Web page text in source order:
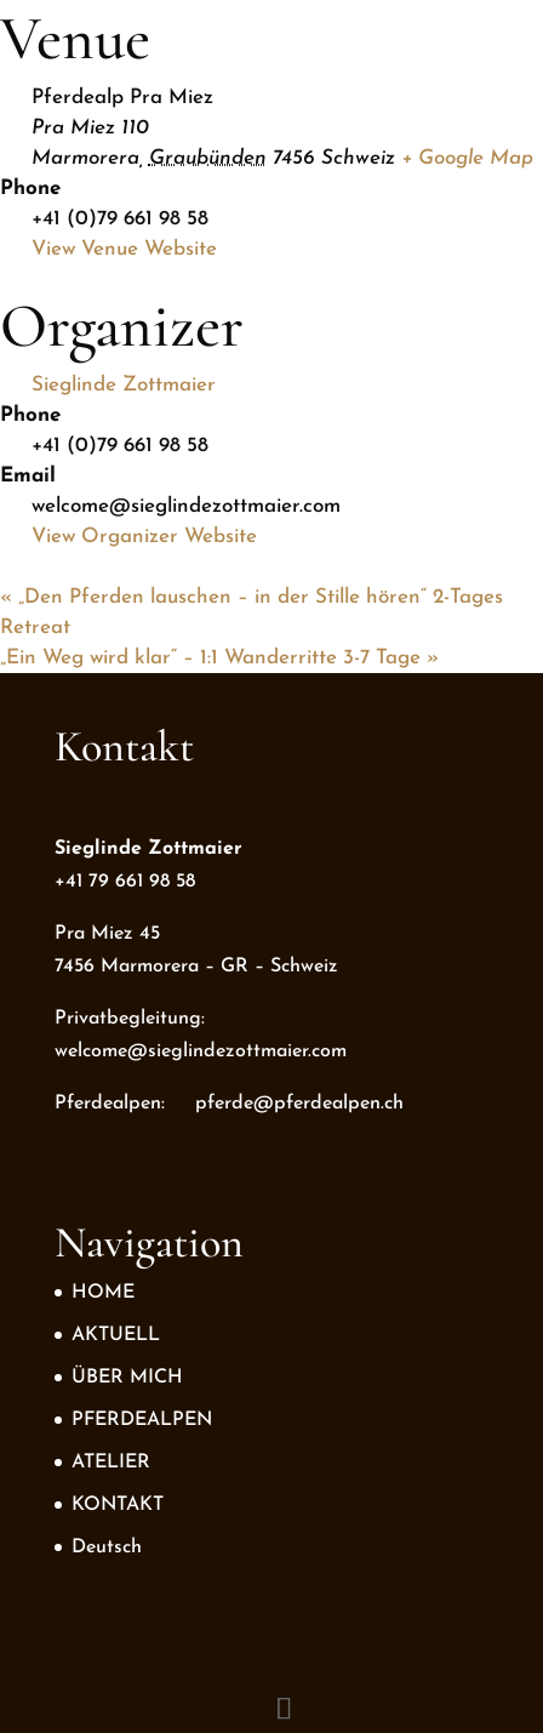
Venue
Pferdealp Pra Miez
Pra Miez 110
Marmorera, Graubünden 7456 Schweiz + Google Map
Phone
+41 (0)79 661 98 58
View Venue Website
Organizer
Sieglinde Zottmaier
Phone
+41 (0)79 661 98 58
Email
welcome@sieglindezottmaier.com
View Organizer Website
« „Den Pferden lauschen – in der Stille hören“ 2-Tages
Retreat
„Ein Weg wird klar“ – 1:1 Wanderritte 3-7 Tage »
Kontakt
Sieglinde Zottmaier
+41 79 661 98 58
Pra Miez 45
7456 Marmorera – GR – Schweiz
Privatbegleitung:
welcome@sieglindezottmaier.com
Pferdealpen: pferde@pferdealpen.ch
Navigation
HOME
AKTUELL
ÜBER MICH
PFERDEALPEN
ATELIER
KONTAKT
Deutsch